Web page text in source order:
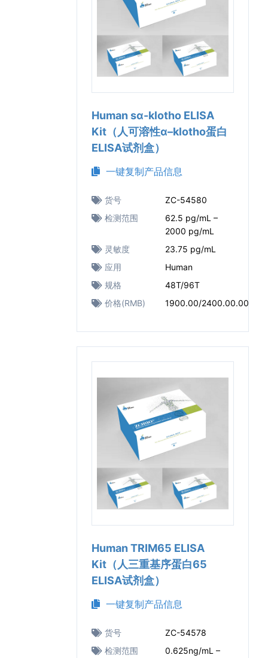
Human sα-klotho ELISA
Kit（人可溶性α–klotho蛋白
ELISA试剂盒）
一键复制产品信息
货号
ZC-54580
检测范围
62.5 pg/mL –
2000 pg/mL
灵敏度
23.75 pg/mL
应用
Human
规格
48T/96T
价格(RMB)
1900.00/2400.00.00
Human TRIM65 ELISA
Kit（人三重基序蛋白65
ELISA试剂盒）
一键复制产品信息
货号
ZC-54578
检测范围
0.625ng/mL –